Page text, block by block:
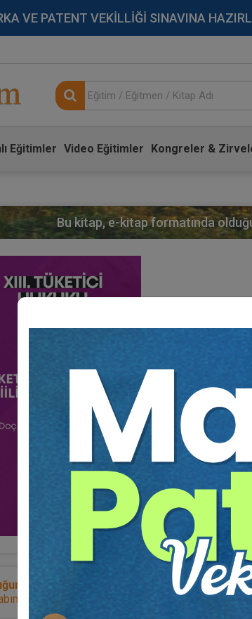
VE PATENT VEKİLLİĞİ SINAVINA
Eğitimler Video Eğitimler Kongreler &
Bu kitap, e-kitap formatında
ürün bir e-kitaptır.
sayfanız üzerinden direkt olarak ulaşabilir